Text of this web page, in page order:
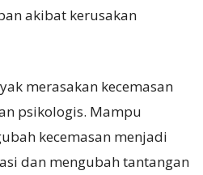
akibat kerusakan
merasakan kecemasan
psikologis. Mampu
kecemasan menjadi
dan mengubah tantangan